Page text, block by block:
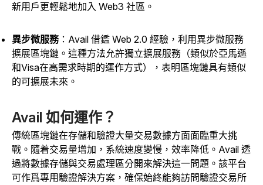
新用戶更輕鬆地加入 Web3 社區。
異步微服務：Avail 借鑑 Web 2.0 經驗，利用異步微服務
擴展區塊鏈。這種方法允許獨立擴展服務（類似於亞馬遜
和Visa在高需求時期的運作方式），表明區塊鏈具有類似
的可擴展未來。
Avail 如何運作？
傳統區塊鏈在存儲和驗證大量交易數據方面面臨重大挑
戰。隨着交易量增加，系統速度變慢，效率降低。Avail 透
過將數據存儲與交易處理區分開來解決這一問題。該平台
可作爲專用驗證解決方案，確保始終能夠訪問驗證交易所